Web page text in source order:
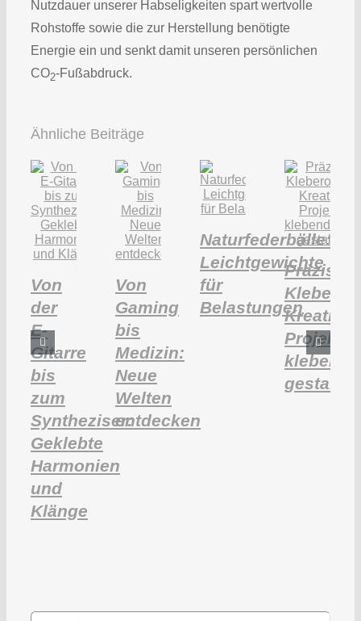
Nutzdauer unserer Habseligkeiten spart wertvolle
Rohstoffe sowie die zur Herstellung benötigte
Energie ein und senkt damit unseren persönlichen
CO2-Fußabdruck.
Ähnliche Beiträge
Von
der
E-
Gitarre
bis
zum
Syntheziser:
Geklebte
Harmonien
und
Klänge
Von
Gaming
bis
Medizin:
Neue
Welten
entdecken
Naturfederbälle:
Leichtgewichte
für
Belastungen
Präziser
Kreative
Projekte
gestalten